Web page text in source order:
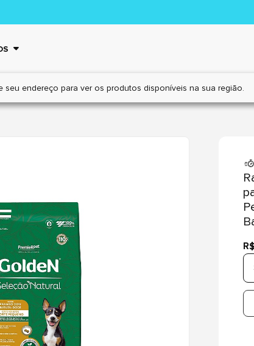
seu endereço para ver os produtos disponíveis na sua região.